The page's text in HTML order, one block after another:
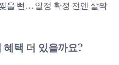
을 뻔… 일정 확정 전엔 살짝
택 더 있을까요?